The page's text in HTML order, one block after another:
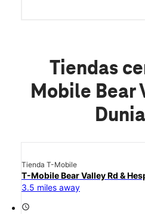
Tiendas
Mobile Bear
Tienda T-Mobile
T-Mobile Bear Valley Rd &
3.5 miles away
access_time